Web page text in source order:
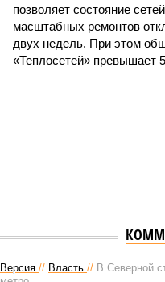
позволяет состояние
масштабных ремонтов
двух недель. При этом
«Теплосетей» превышает
Версия // Власть // В Северной